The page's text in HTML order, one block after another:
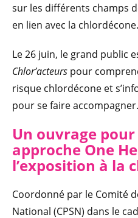
sur les différents champs
en lien avec la chlordécone.
Le 26 juin, le grand public
Chlor’acteurs pour
risque chlordécone et
pour se faire accompagner.
Un ouvrage
approche One
l’exposition à la
Coordonné par le Comité
National (CPSN) dans le